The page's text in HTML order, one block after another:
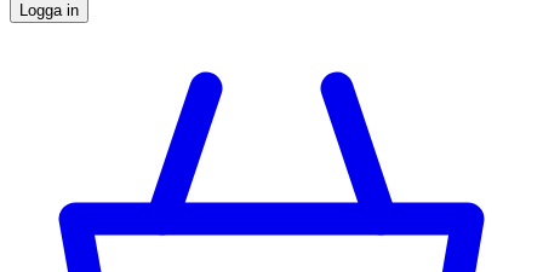
Logga in